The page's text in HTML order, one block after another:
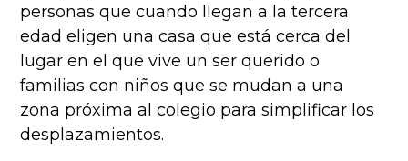
personas que cuando llegan a la tercera
edad eligen una casa que está cerca del
lugar en el que vive un ser querido o
familias con niños que se mudan a una
zona próxima al colegio para simplificar los
desplazamientos.